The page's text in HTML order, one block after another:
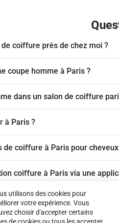
coiffure près de chez moi ?
coupe homme à Paris ?
dans un salon de coiffure
à Paris ?
de coiffure à Paris pour
coiffure à Paris via une
les meilleurs barbiers ?
utilisons des cookies pour
votre expérience. Vous
choisir d'accepter certains